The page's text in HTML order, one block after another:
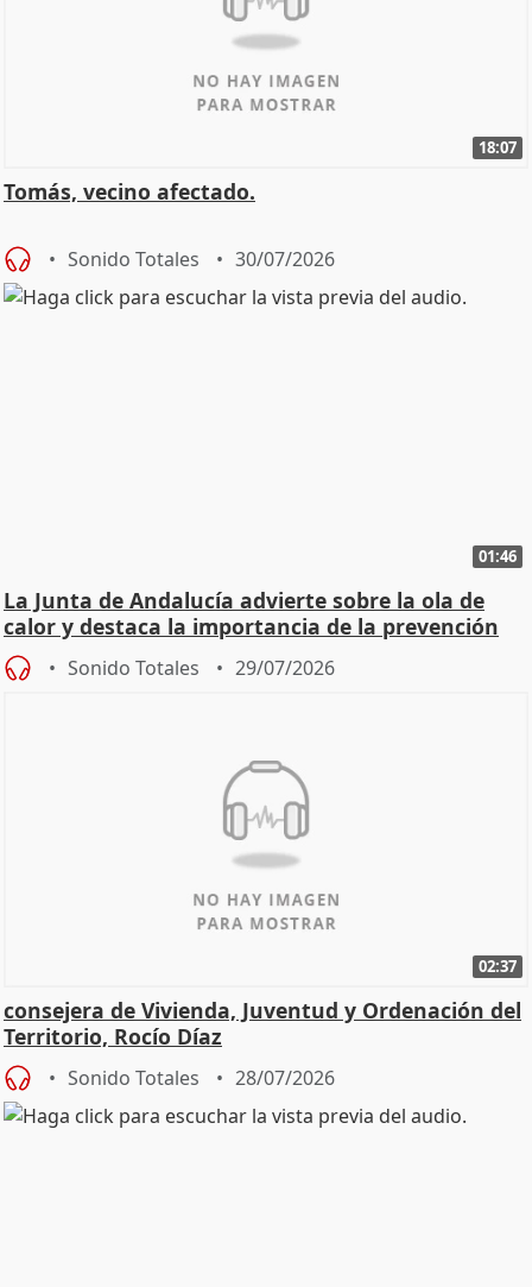
18:07
Tomás, vecino afectado.
Sonido Totales 30/07/2026
01:46
La Junta de Andalucía advierte sobre la ola de
calor y destaca la importancia de la prevención
Sonido Totales 29/07/2026
02:37
consejera de Vivienda, Juventud y Ordenación del
Territorio, Rocío Díaz
Sonido Totales 28/07/2026